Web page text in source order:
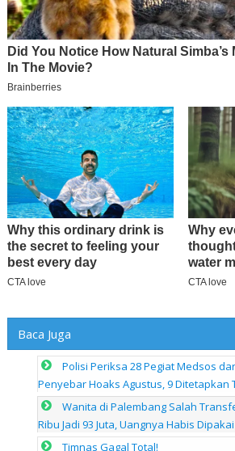
Baca Juga
Polisi Periksa 28 Pegiat Medsos
Penyebar Hoaks Agustus, 9 Ditetapkan
Wanita di Palembang Salah
Ribu Jadi 93 Juta, Uangnya Habis
Timnas Gagal Total!